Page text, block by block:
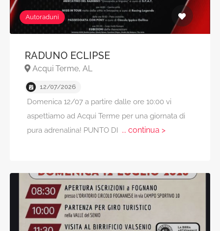
Autoraduni
RADUNO ECLIPSE
Acqui Terme, AL
12/07/2026
Domenica 12/07 a partire dalle ore 10:00 vi
aspettiamo ad Acqui Terme per una giornata di
pura adrenalina! PUNTO DI ... continua >